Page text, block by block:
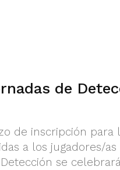
de
de inscripción para
a los jugadores/
se